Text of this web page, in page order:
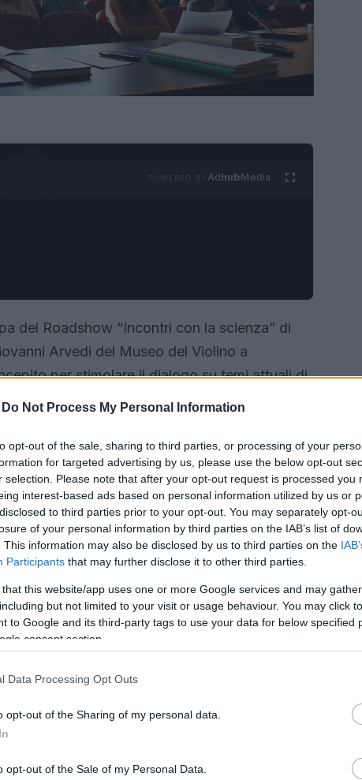
Do Not Process My Personal Information
opt-out of the sale, sharing to third parties, or processing of your
for targeted advertising by us, please use the below opt-out
selection. Please note that after your opt-out request is processed you
interest-based ads based on personal information utilized by us or
to third parties prior to your opt-out. You may separately opt-
of your personal information by third parties on the IAB’s list of
This information may also be disclosed by us to third parties on the
Participants that may further disclose it to other third parties.
that this website/app uses one or more Google services and may
but not limited to your visit or usage behaviour. You may click
to Google and its third-party tags to use your data for below specified
consent section.
Data Processing Opt Outs
opt-out of the Sharing of my personal data.
opt-out of the Sale of my Personal Data.
AdhubMedia
del Roadshow “Incontri con la scienza” di
Arvedi del Museo del Violino a
per stimolare il dialogo su temi attuali di
di illustri ospiti, tra cui la divulgatrice
L’incontro ha rappresentato
questioni cruciali riguardanti la sostenibilità e